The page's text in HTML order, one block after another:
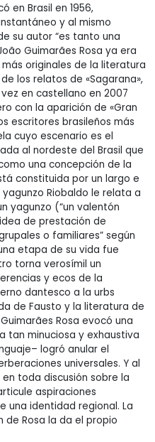
en Brasil en 1956,
y al mismo
su autor “es tanto una
Guimarães Rosa ya era
originales de la literatura
los relatos de «Sagarana»,
en castellano en 2007
con la aparición de «Gran
escritores brasileños más
cuyo escenario es el
al nordeste del Brasil que
una concepción de la
constituida por un largo e
Riobaldo le relata a
yagunzo (“un valentón
de prestación de
o familiares” según
etapa de su vida fue
torna verosímil un
y ecos de la
dantesco a la urbs
de Fausto y la literatura de
Rosa evocó una
tan minuciosa y exhaustiva
logró anular el
universales. Y al
toda discusión sobre la
aspiraciones
una identidad regional. La
Rosa la da el propio